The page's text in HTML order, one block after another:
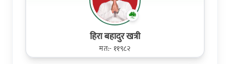
हिरा बहादुर खत्री
मत:- ११९८२